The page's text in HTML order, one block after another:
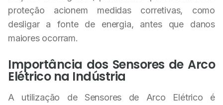
proteção acionem medidas corretivas, como
desligar a fonte de energia, antes que danos
maiores ocorram.
Importância dos Sensores de Arco
Elétrico na Indústria
A utilização de Sensores de Arco Elétrico é